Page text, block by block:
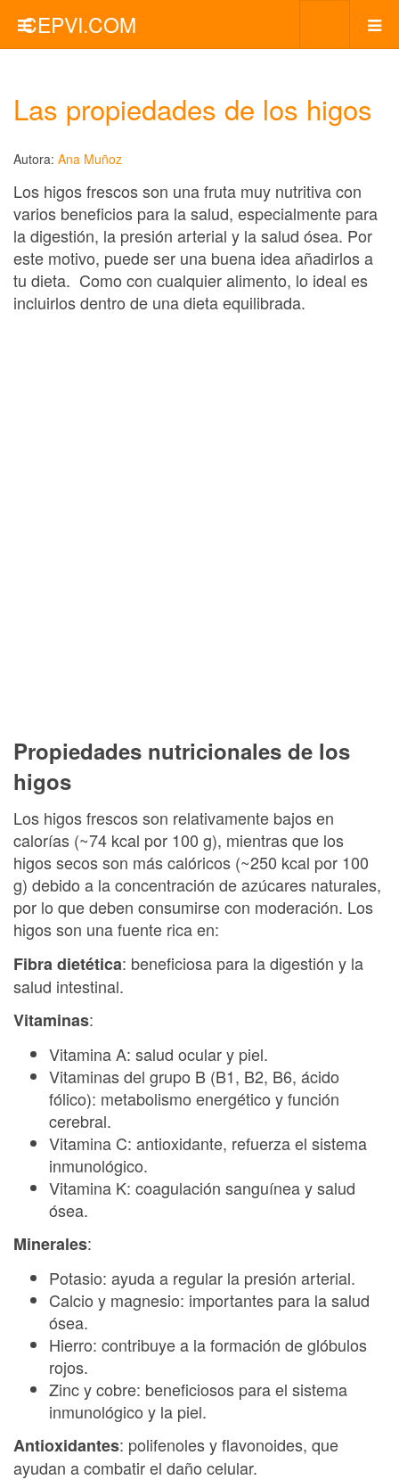
CEPVI.COM
Las propiedades de los higos
Autora: Ana Muñoz
Los higos frescos son una fruta muy nutritiva con
varios beneficios para la salud, especialmente para
la digestión, la presión arterial y la salud ósea. Por
este motivo, puede ser una buena idea añadirlos a
tu dieta. Como con cualquier alimento, lo ideal es
incluirlos dentro de una dieta equilibrada.
Propiedades nutricionales de los
higos
Los higos frescos son relativamente bajos en
calorías (~74 kcal por 100 g), mientras que los
higos secos son más calóricos (~250 kcal por 100
g) debido a la concentración de azúcares naturales,
por lo que deben consumirse con moderación. Los
higos son una fuente rica en:
Fibra dietética: beneficiosa para la digestión y la
salud intestinal.
Vitaminas:
Vitamina A: salud ocular y piel.
Vitaminas del grupo B (B1, B2, B6, ácido
fólico): metabolismo energético y función
cerebral.
Vitamina C: antioxidante, refuerza el sistema
inmunológico.
Vitamina K: coagulación sanguínea y salud
ósea.
Minerales:
Potasio: ayuda a regular la presión arterial.
Calcio y magnesio: importantes para la salud
ósea.
Hierro: contribuye a la formación de glóbulos
rojos.
Zinc y cobre: beneficiosos para el sistema
inmunológico y la piel.
Antioxidantes: polifenoles y flavonoides, que
ayudan a combatir el daño celular.